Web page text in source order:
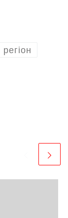
регіон